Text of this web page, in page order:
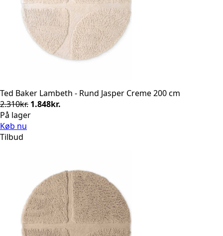
Ted Baker Lambeth - Rund Jasper Creme 200 cm
2.310kr. Den
oprindelige
1.848kr.
På lager
Køb nu
Tilbud